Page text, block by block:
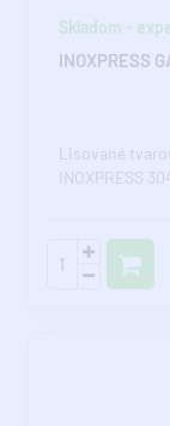
Skladom -
INOXPRESS
Lisované
INOXPRESS